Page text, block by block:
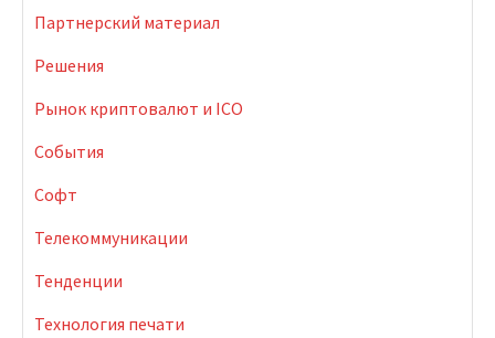
Партнерский материал
Решения
Рынок криптовалют и ICO
События
Софт
Телекоммуникации
Тенденции
Технология печати